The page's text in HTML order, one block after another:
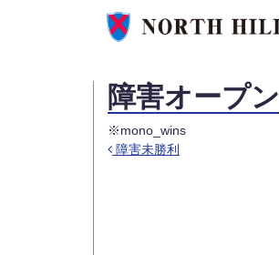
障害オープン
※mono_wins
障害未勝利